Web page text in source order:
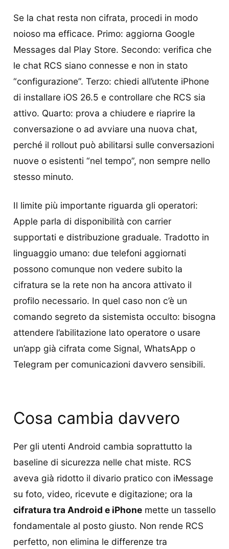
Se la chat resta non cifrata, procedi in modo
noioso ma efficace. Primo: aggiorna Google
Messages dal Play Store. Secondo: verifica che
le chat RCS siano connesse e non in stato
“configurazione”. Terzo: chiedi all’utente iPhone
di installare iOS 26.5 e controllare che RCS sia
attivo. Quarto: prova a chiudere e riaprire la
conversazione o ad avviare una nuova chat,
perché il rollout può abilitarsi sulle conversazioni
nuove o esistenti “nel tempo”, non sempre nello
stesso minuto.
Il limite più importante riguarda gli operatori:
Apple parla di disponibilità con carrier
supportati e distribuzione graduale. Tradotto in
linguaggio umano: due telefoni aggiornati
possono comunque non vedere subito la
cifratura se la rete non ha ancora attivato il
profilo necessario. In quel caso non c’è un
comando segreto da sistemista occulto: bisogna
attendere l’abilitazione lato operatore o usare
un’app già cifrata come Signal, WhatsApp o
Telegram per comunicazioni davvero sensibili.
Cosa cambia davvero
Per gli utenti Android cambia soprattutto la
baseline di sicurezza nelle chat miste. RCS
aveva già ridotto il divario pratico con iMessage
su foto, video, ricevute e digitazione; ora la
cifratura tra Android e iPhone mette un tassello
fondamentale al posto giusto. Non rende RCS
perfetto, non elimina le differenze tra